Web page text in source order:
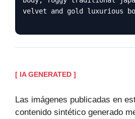
velvet and gold luxurious
[ IA GENERATED ]
Las imágenes publicadas en
contenido sintético generado